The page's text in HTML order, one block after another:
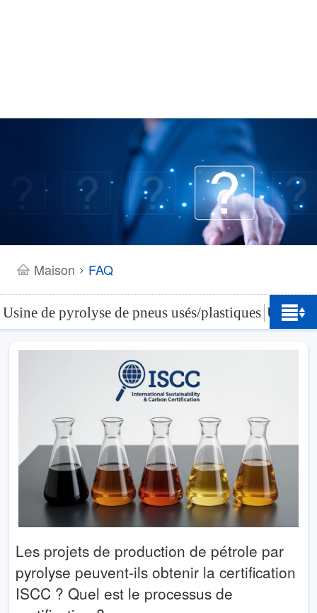
Maison > FAQ
Usine de pyrolyse de pneus usés/plastiques Usine
Les projets de production de pétrole par
pyrolyse peuvent-ils obtenir la certification
ISCC ? Quel est le processus de